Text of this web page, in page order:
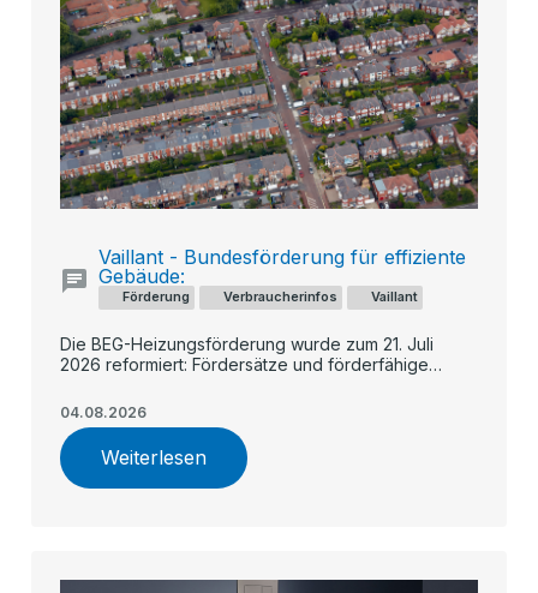
Förderung Verbraucherinfos Vaillant
Vaillant - Bundesförderung für effiziente
Gebäude:
Die BEG-Heizungsförderung wurde zum 21. Juli
2026 reformiert: Fördersätze und förderfähige
Geringverdiener und Familien stärker profitieren. Ein
früher Antrag – etwa für eine Vaillant Wärmepumpe –
kann sich finanziell lohnen.
04.08.2026
Weiterlesen